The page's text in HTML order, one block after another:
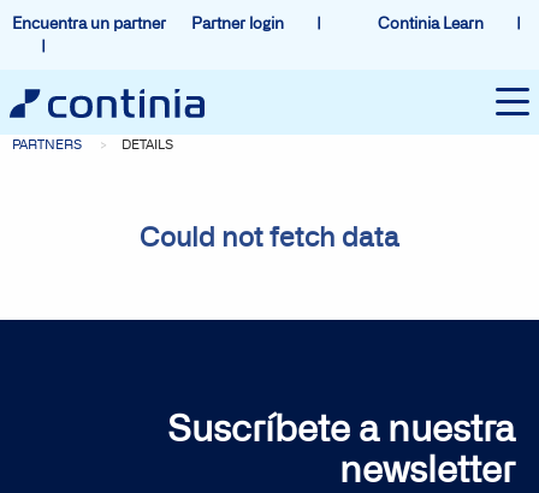
Encuentra un partner Partner login Continia Learn
PARTNERS DETAILS
Could not fetch data
Suscríbete a nuestra
newsletter